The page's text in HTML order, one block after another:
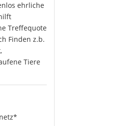
ehrliche
Treffequote
Finden z.b.
Tiere